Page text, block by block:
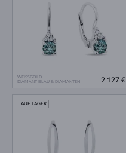
WEISSGOLD
DIAMANT BLAU & DIAMANTEN
2 127 €
AUF LAGER